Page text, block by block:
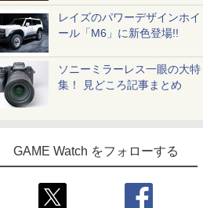
レイズのパワーデザインホイ
ール「M6」に新色登場!!
ソニーミラーレス一眼の大特
集！ 見どころ記事まとめ
GAME Watch をフォローする